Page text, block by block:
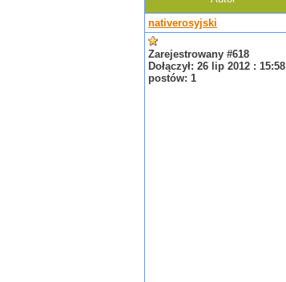
nativerosyjski
Zarejestrowany #618
Dołączył: 26 lip 2012 : 15:58
postów: 1